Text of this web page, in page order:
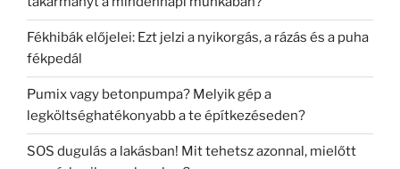
Fékhibák előjelei: Ezt jelzi a nyikorgás, a rázás és a puha
fékpedál
Pumix vagy betonpumpa? Melyik gép a
legköltséghatékonyabb a te építkezéseden?
SOS dugulás a lakásban! Mit tehetsz azonnal, mielőtt